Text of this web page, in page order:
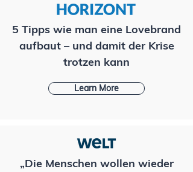
5 Tipps wie man eine Lovebrand
aufbaut – und damit der Krise
trotzen kann
Learn More
„Die Menschen wollen wieder